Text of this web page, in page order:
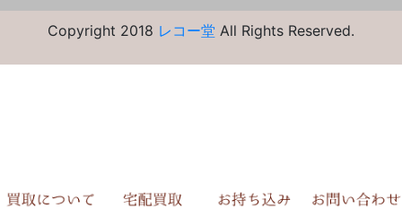
Copyright 2018 レコー堂 All Rights Reserved.